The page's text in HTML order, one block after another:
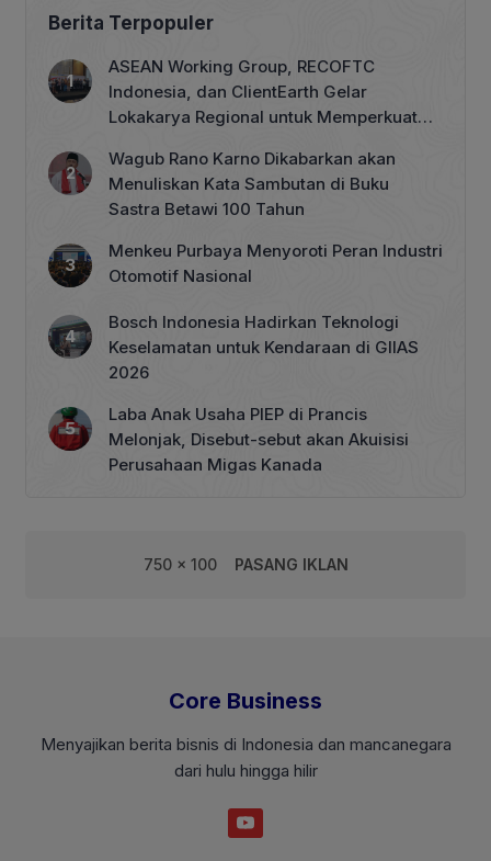
Berita Terpopuler
ASEAN Working Group, RECOFTC
Indonesia, dan ClientEarth Gelar
Lokakarya Regional untuk Memperkuat
Wagub Rano Karno Dikabarkan akan
Menuliskan Kata Sambutan di Buku
Sastra Betawi 100 Tahun
Menkeu Purbaya Menyoroti Peran Industri
Otomotif Nasional
Bosch Indonesia Hadirkan Teknologi
Keselamatan untuk Kendaraan di GIIAS
2026
Laba Anak Usaha PIEP di Prancis
Melonjak, Disebut-sebut akan Akuisisi
Perusahaan Migas Kanada
750 x 100 PASANG IKLAN
Core Business
Menyajikan berita bisnis di Indonesia dan mancanegara
dari hulu hingga hilir